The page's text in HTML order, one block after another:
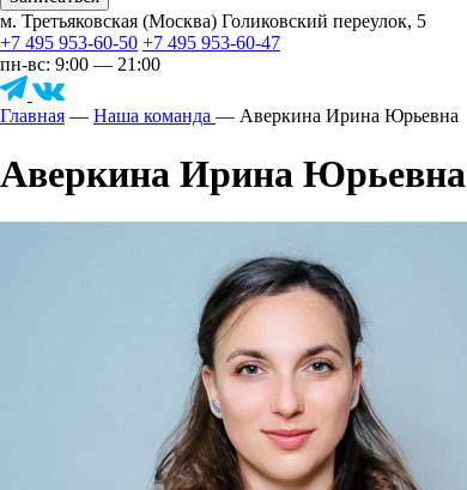
м. Третьяковская (Москва) Голиковский переулок, 5
+7 495 953-60-50 +7 495 953-60-47
пн-вс: 9:00 — 21:00
Главная — Наша команда — Аверкина Ирина Юрьевна
Аверкина Ирина Юрьевна